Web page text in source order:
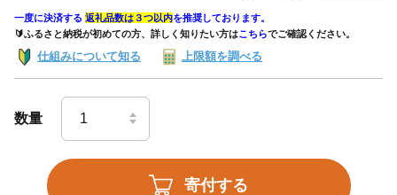
一度に決済する 返礼品数は３つ以内を推奨しております。
🔰ふるさと納税が初めての方、詳しく知りたい方はこちらでご確認ください。
仕組みについて知る 上限額を調べる
数量
寄付する